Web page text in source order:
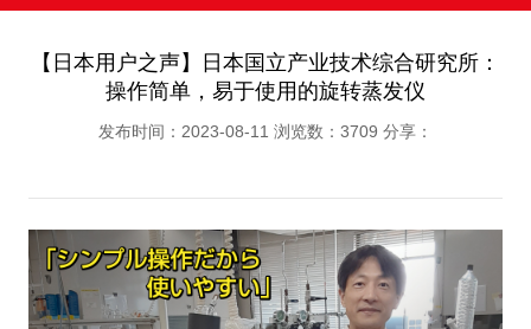
【日本用户之声】日本国立产业技术综合研究所：
操作简单，易于使用的旋转蒸发仪
发布时间：2023-08-11 浏览数：3709 分享：